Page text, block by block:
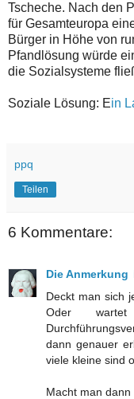
Tscheche. Nach den
für Gesamteuropa
Bürger in Höhe von
Pfandlösung würde
die Sozialsysteme
Soziale Lösung: Ein
ppq
Teilen
6 Kommentare:
Die Anmerkung
Deckt man sich
Oder
dann genauer
viele kleine sind
Macht man